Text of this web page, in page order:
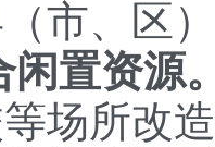
市、区
置资源
场所改